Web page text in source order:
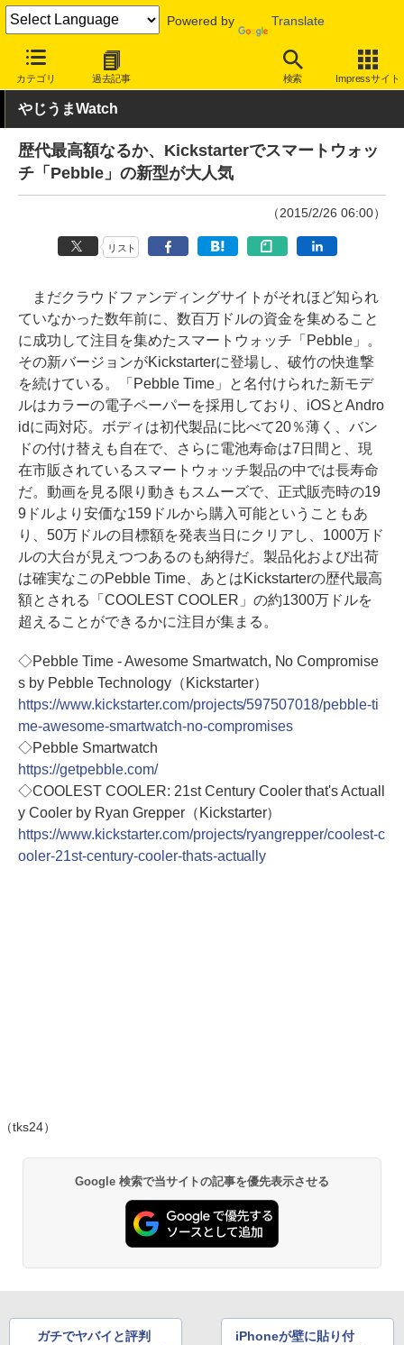
Powered by Translate
カテゴリ 過去記事 検索 Impressサイト
INTERNET Watch トピック
やじうまWatch
歴代最高額なるか、Kickstarterでスマートウォッ
チ「Pebble」の新型が大人気
（2015/2/26 06:00）
リスト
まだクラウドファンディングサイトがそれほど知られ
ていなかった数年前に、数百万ドルの資金を集めること
に成功して注目を集めたスマートウォッチ「Pebble」。
その新バージョンがKickstarterに登場し、破竹の快進撃
を続けている。「Pebble Time」と名付けられた新モデ
ルはカラーの電子ペーパーを採用しており、iOSとAndro
idに両対応。ボディは初代製品に比べて20％薄く、バン
ドの付け替えも自在で、さらに電池寿命は7日間と、現
在市販されているスマートウォッチ製品の中では長寿命
だ。動画を見る限り動きもスムーズで、正式販売時の19
9ドルより安価な159ドルから購入可能ということもあ
り、50万ドルの目標額を発表当日にクリアし、1000万ド
ルの大台が見えつつあるのも納得だ。製品化および出荷
は確実なこのPebble Time、あとはKickstarterの歴代最高
額とされる「COOLEST COOLER」の約1300万ドルを
超えることができるかに注目が集まる。
◇Pebble Time - Awesome Smartwatch, No Compromise
s by Pebble Technology（Kickstarter）
https://www.kickstarter.com/projects/597507018/pebble-ti
me-awesome-smartwatch-no-compromises
◇Pebble Smartwatch
https://getpebble.com/
◇COOLEST COOLER: 21st Century Cooler that's Actuall
y Cooler by Ryan Grepper（Kickstarter）
https://www.kickstarter.com/projects/ryangrepper/coolest-c
ooler-21st-century-cooler-thats-actually
（tks24）
Google 検索で当サイトの記事を優先表示させる
ガチでヤバイと評判
iPhoneが壁に貼り付